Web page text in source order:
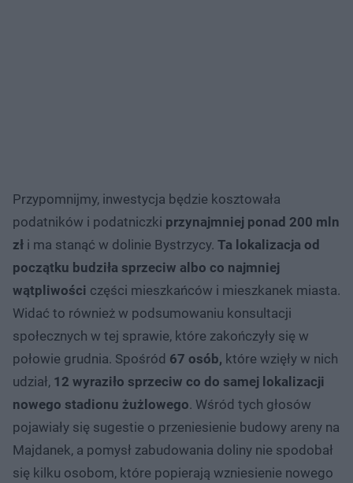
Przypomnijmy, inwestycja będzie kosztowała
podatników i podatniczki przynajmniej ponad 200 mln
zł i ma stanąć w dolinie Bystrzycy. Ta lokalizacja od
początku budziła sprzeciw albo co najmniej
wątpliwości części mieszkańców i mieszkanek miasta.
Widać to również w podsumowaniu konsultacji
społecznych w tej sprawie, które zakończyły się w
połowie grudnia. Spośród 67 osób, które wzięły w nich
udział, 12 wyraziło sprzeciw co do samej lokalizacji
nowego stadionu żużlowego. Wśród tych głosów
pojawiały się sugestie o przeniesienie budowy areny na
Majdanek, a pomysł zabudowania doliny nie spodobał
się kilku osobom, które popierają wzniesienie nowego